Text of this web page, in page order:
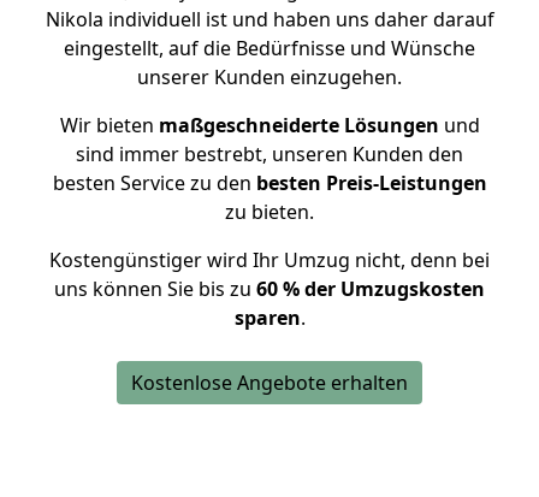
Nikola individuell ist und haben uns daher darauf
eingestellt, auf die Bedürfnisse und Wünsche
unserer Kunden einzugehen.
Wir bieten maßgeschneiderte Lösungen und
sind immer bestrebt, unseren Kunden den
besten Service zu den besten Preis-Leistungen
zu bieten.
Kostengünstiger wird Ihr Umzug nicht, denn bei
uns können Sie bis zu 60 % der Umzugskosten
sparen.
Kostenlose Angebote erhalten